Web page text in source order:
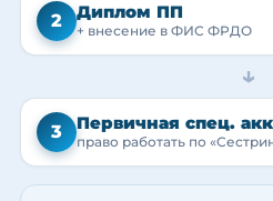
2 Диплом ПП
+ внесение в ФИС ФРДО
→
3 Первичная спец.
право работать по